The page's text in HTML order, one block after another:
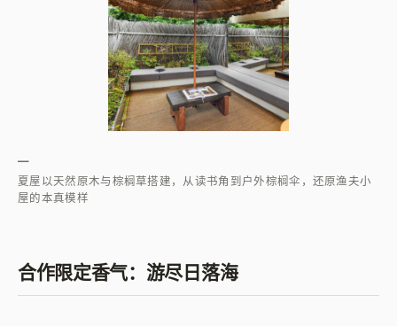
—
夏屋以天然原木与棕榈草搭建，从读书角到户外棕榈伞，还原渔夫小
屋的本真模样
合作限定香气：游尽日落海